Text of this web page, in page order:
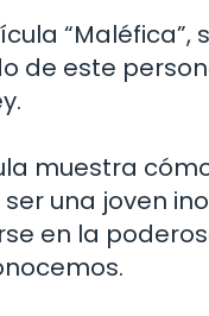
“Maléfica”,
de este
muestra
una joven
en la